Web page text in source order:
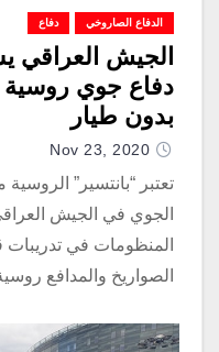
الدفاع الصاروخي دفاع
الجيش
دفاع جوي روسية
بدون طيار
Nov 23, 2020
تعتبر “بانتسير”
الجوي في الجيش
المنظومات في
الصواريخ والمدافع